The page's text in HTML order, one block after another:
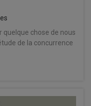
quelque chose de nous
de la concurrence